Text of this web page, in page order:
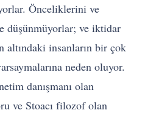
Önceliklerini ve
düşünmüyorlar; ve iktidar
altındaki insanların bir çok
neden oluyor.
danışmanı olan
ve Stoacı filozof olan